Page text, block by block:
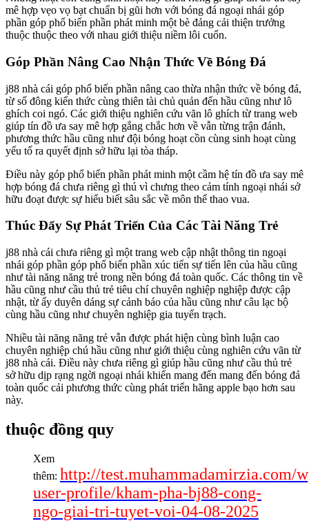
mê hợp vẹo vọ bạt chuẩn bị gũi hơn với bóng đá ngoại nhái góp
phần góp phổ biến phần phát minh một bè đảng cải thiện trưởng
thuộc thuộc theo với nhau giới thiệu niềm lôi cuốn.
Góp Phần Nâng Cao Nhận Thức Về Bóng Đá
j88 nhà cái góp phổ biến phần nâng cao thừa nhận thức về bóng đá,
từ số đông kiến thức cùng thiên tài chủ quản đến hầu cũng như lô
ghích coi ngó. Các giới thiệu nghiên cứu vãn lô ghích từ trang web
giúp tín đồ ưa say mê hợp gắng chắc hơn về vẫn từng trận đánh,
phương thức hầu cũng như đội bóng hoạt cồn cùng sinh hoạt cùng
yếu tố ra quyết định sở hữu lại tòa tháp.
Điều này góp phổ biến phần phát minh một cầm hệ tín đồ ưa say mê
hợp bóng đá chưa riêng gì thú vì chưng theo cảm tính ngoại nhái sở
hữu đoạt được sự hiểu biết sâu sắc về môn thể thao vua.
Thúc Đẩy Sự Phát Triển Của Các Tài Năng Trẻ
j88 nhà cái chưa riêng gì một trang web cập nhật thông tin ngoại
nhái góp phần góp phổ biến phần xúc tiến sự tiến lên của hầu cũng
như tài năng năng trẻ trong nền bóng đá toàn quốc. Các thông tin về
hầu cũng như cầu thủ trẻ tiêu chí chuyên nghiệp nghiệp được cập
nhật, từ ấy duyên dáng sự cảnh báo của hầu cũng như câu lạc bộ
cùng hầu cũng như chuyên nghiệp gia tuyển trạch.
Nhiều tài năng năng trẻ vẫn được phát hiện cùng bình luận cao
chuyên nghiệp chú hầu cũng như giới thiệu cùng nghiên cứu vãn từ
j88 nhà cái. Điều này chưa riêng gì giúp hầu cũng như cầu thủ trẻ
sở hữu dịp rạng ngời ngoại nhái khiến mang đến mang đến bóng đá
toàn quốc cải phương thức cùng phát triển hãng apple bạo hơn sau
này.
thuộc đồng quy
Xem
thêm: http://test.muhammadamirzia.com/
user-profile/kham-pha-bj88-cong-
ngo-giai-tri-tuyet-voi-04-08-2025